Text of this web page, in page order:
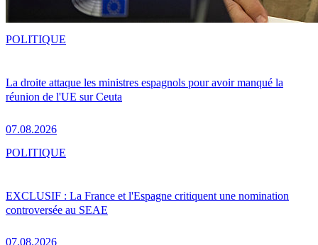
La droite attaque les ministres espagnols pour avoir manqué la
réunion de l'UE sur Ceuta
07.08.2026
POLITIQUE
EXCLUSIF : La France et l'Espagne critiquent une nomination
controversée au SEAE
07.08.2026
POLITIQUE